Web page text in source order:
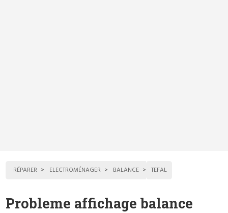
RÉPARER ELECTROMÉNAGER BALANCE TEFAL
Probleme affichage balance